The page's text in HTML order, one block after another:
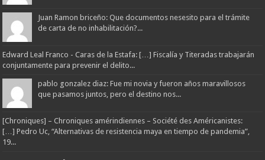
Juan Ramon briceño: Que documentos nesesito para el trámite
de carta de no inhabilitación?...
Edward Leal Franco - Caras de la Estafa: […] Fiscalía y Titeradas trabajarán
conjuntamente para prevenir el delito...
pablo gonzalez diaz: Fue mi novia y fueron años maravillosos
que pasamos juntos, pero el destino nos...
[Chroniques] – Chroniques amérindiennes – Société des Américanistes:
[…] Pedro Uc, “Alternativas de resistencia maya en tiempo de pandemia”,
19...